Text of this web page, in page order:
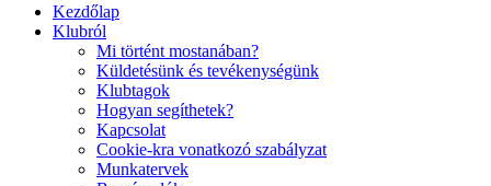
Kezdőlap
Klubról
Mi történt mostanában?
Küldetésünk és tevékenységünk
Klubtagok
Hogyan segíthetek?
Kapcsolat
Cookie-kra vonatkozó szabályzat
Munkatervek